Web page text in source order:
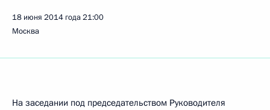
18 июня 2014 года21:00
Москва
На заседании под председательством Руководителя